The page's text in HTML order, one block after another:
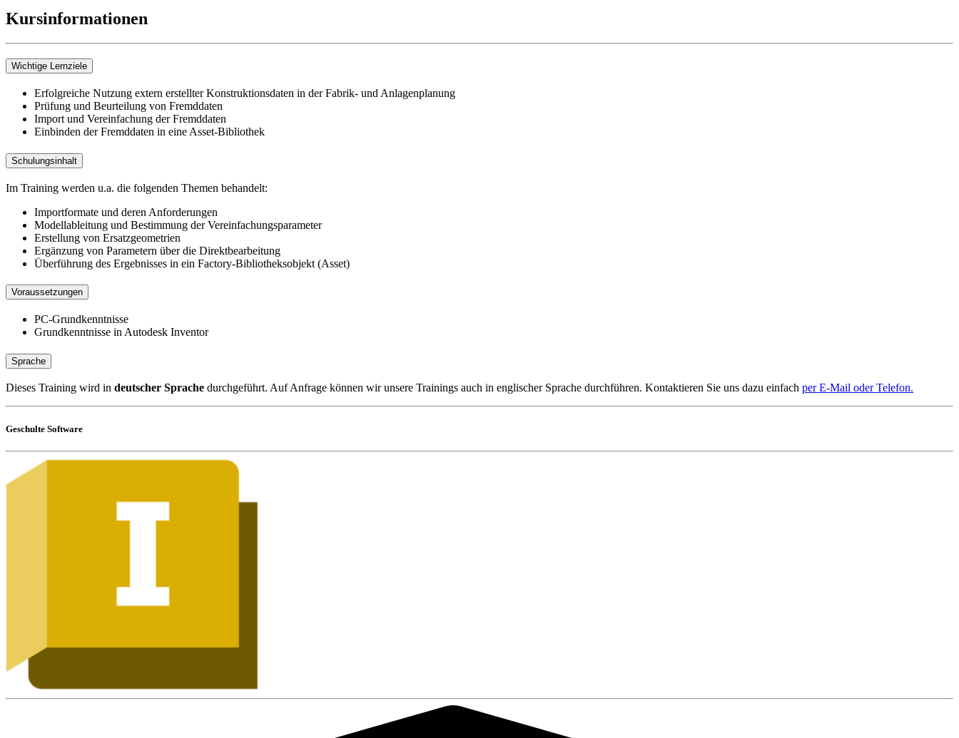
Kursinformationen
Wichtige Lernziele
Erfolgreiche Nutzung extern erstellter Konstruktionsdaten in der Fabrik- und Anlagenplanung
Prüfung und Beurteilung von Fremddaten
Import und Vereinfachung der Fremddaten
Einbinden der Fremddaten in eine Asset-Bibliothek
Schulungsinhalt
Im Training werden u.a. die folgenden Themen behandelt:
Importformate und deren Anforderungen
Modellableitung und Bestimmung der Vereinfachungsparameter
Erstellung von Ersatzgeometrien
Ergänzung von Parametern über die Direktbearbeitung
Überführung des Ergebnisses in ein Factory-Bibliotheksobjekt (Asset)
Voraussetzungen
PC-Grundkenntnisse
Grundkenntnisse in Autodesk Inventor
Sprache
Dieses Training wird in deutscher Sprache durchgeführt. Auf Anfrage können wir unsere Trainings auch in englischer Sprache durchführen. Kontaktieren Sie uns dazu einfach per E-Mail oder Telefon.
Geschulte Software